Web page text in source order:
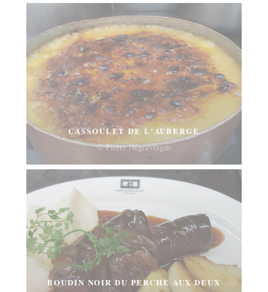
CASSOULET DE L'AUBERGE
© Pierre Négrevergne
BOUDIN NOIR DU PERCHE AUX DEUX